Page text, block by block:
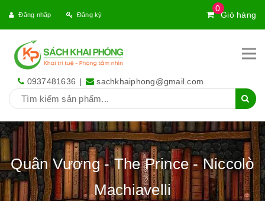
0
Giỏ hàng
Đăng nhập Đăng ký
0937481636 | sachkhaiphong@gmail.com
Quân Vương - The Prince - Niccolò
Machiavelli